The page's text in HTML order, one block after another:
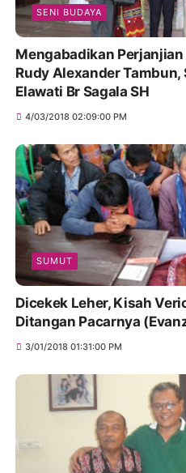
SENI BUDAYA
Mengabadikan
Rudy Alexander Tambun,
Elawati Br Sagala SH
4/03/2018 02:09:00 PM
SUMUT
Dicekek Leher, Kisah
Ditangan Pacarnya
3/01/2018 01:31:00 PM